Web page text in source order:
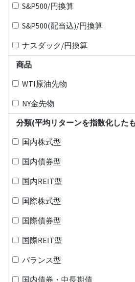
S&P500/円換算
S&P500(配当込)/円換算
ナスダック/円換算
商品
WTI原油先物
NY金先物
分類(平均リターンを指数化した
国内株式型
国内債券型
国内REIT型
国際株式型
国際債券型
国際REIT型
バランス型
国内債券・中長期債